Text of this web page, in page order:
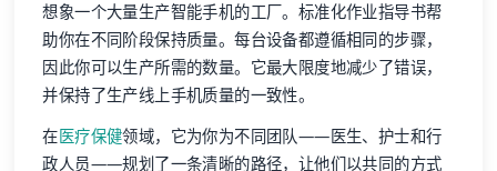
想象一个大量生产智能手机的工厂。标准化作业指导书帮
助你在不同阶段保持质量。每台设备都遵循相同的步骤，
因此你可以生产所需的数量。它最大限度地减少了错误，
并保持了生产线上手机质量的一致性。
在医疗保健领域，它为你为不同团队——医生、护士和行
政人员——规划了一条清晰的路径，让他们以共同的方式